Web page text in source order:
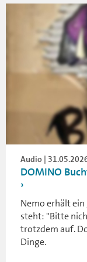
Audio |
DOMINO
Nemo erhält ein
steht: "Bitte
trotzdem auf.
Dinge.